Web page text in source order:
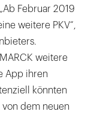
Februar 2019
weitere PKV“,
weitere
App ihren
könnten
von dem neuen